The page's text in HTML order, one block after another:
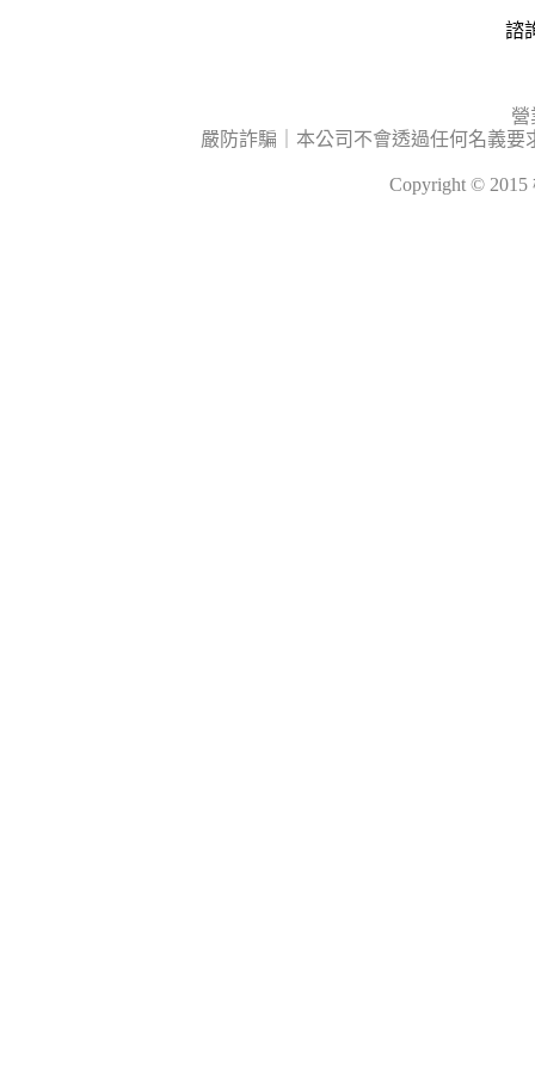
諮
營
嚴防詐騙｜本公司不會透過任何名義
Copyright ©